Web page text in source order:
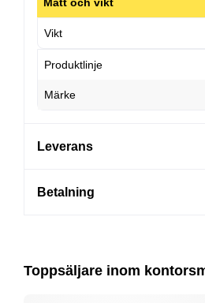
Mått och vikt
Vikt
Produktlinje
Märke
Leverans
Betalning
Toppsäljare inom